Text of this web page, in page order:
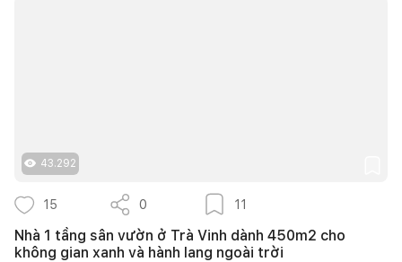
43.292
15 0 11
Nhà 1 tầng sân vườn ở Trà Vinh dành 450m2 cho
không gian xanh và hành lang ngoài trời